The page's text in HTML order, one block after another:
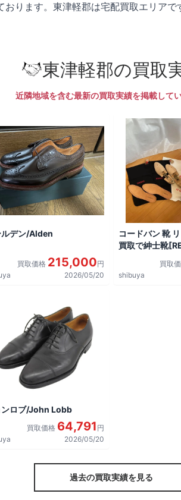
おります。東津軽郡は宅配買取エリアで
東津軽郡の買取
近隣地域を含む最新の買取実績を掲載して
デン/Alden
買取価格 215,000円
2026/05/20
コードバン 靴
買取で紳士靴
買取
shibuya
ンロブ/John Lobb
買取価格 64,791 円
2026/05/20
過去の買取実績を見る